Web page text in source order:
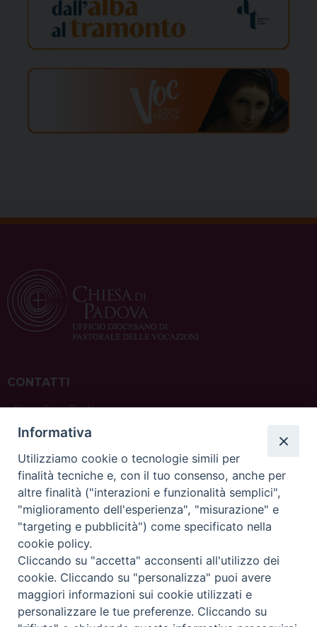
CONTATTI
ufficio: Casa Pio X
via Bonporti, 20 – 35141 Padova
tel: +39 351 619 2354
e mail:ufficiovocazionipadova@gmail.com
sede: Casa Sant'Andrea
via Valmarana, 20 – 35133 Padova
instagram:@casasantandreapadova
e mail:casasantandreapadova@gmail.com
Informativa
Utilizziamo cookie o tecnologie simili per
finalità tecniche e, con il tuo consenso, anche per
altre finalità ("interazioni e funzionalità semplici",
"miglioramento dell'esperienza", "misurazione" e
"targeting e pubblicità") come specificato nella
cookie policy.
Cliccando su "accetta" acconsenti all'utilizzo dei
cookie. Cliccando su "personalizza" puoi avere
maggiori informazioni sui cookie utilizzati e
personalizzare le tue preferenze. Cliccando su